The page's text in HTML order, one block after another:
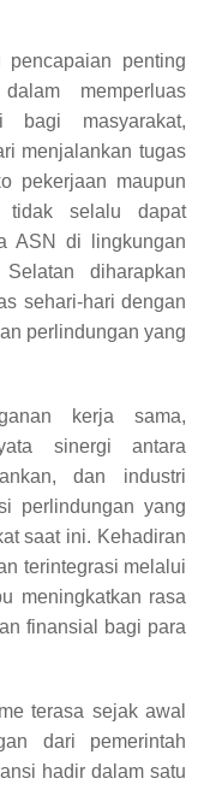
penting
memperluas
bagi masyarakat,
menjalankan tugas
pekerjaan maupun
selalu dapat
ASN di lingkungan
diharapkan
sehari-hari dengan
perlindungan yang
kerja sama,
sinergi antara
dan industri
perlindungan yang
saat ini. Kehadiran
terintegrasi melalui
meningkatkan rasa
finansial bagi para
terasa sejak awal
dari pemerintah
hadir dalam satu